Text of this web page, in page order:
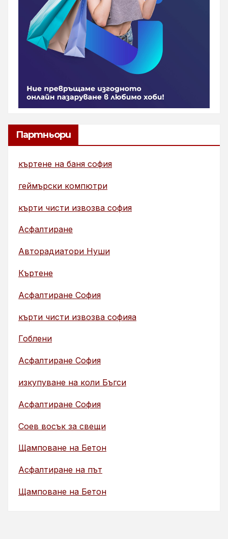
Партньори
къртене на баня софия
геймърски компютри
кърти чисти извозва софия
Асфалтиране
Авторадиатори Нуши
Къртене
Асфалтиране София
кърти чисти извозва софияа
Гоблени
Асфалтиране София
изкупуване на коли Бъгси
Асфалтиране София
Соев восък за свещи
Щамповане на Бетон
Асфалтиране на път
Щамповане на Бетон